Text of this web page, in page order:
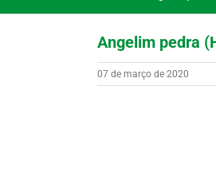
Angelim pedra
07 de março de 2020